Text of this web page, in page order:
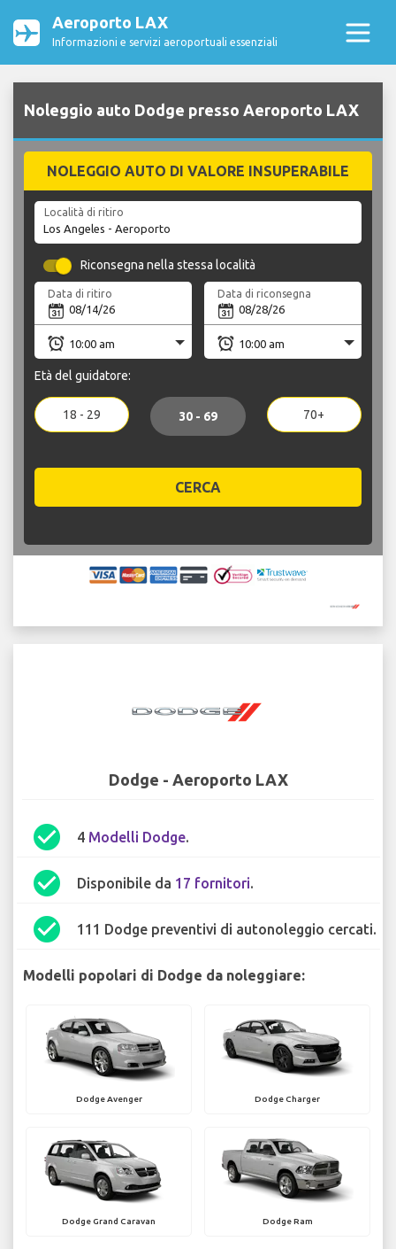
Aeroporto LAX
Informazioni e servizi aeroportuali essenziali
Noleggio auto Dodge presso Aeroporto LAX
NOLEGGIO AUTO DI VALORE INSUPERABILE
Località di ritiro
Riconsegna nella stessa località
Data di ritiro Data di riconsegna
Età del guidatore:
18 - 29 30 - 69 70+
CERCA
Dodge - Aeroporto LAX
check_circle 4 Modelli Dodge.
check_circle Disponibile da 17 fornitori.
check_circle 111 Dodge preventivi di autonoleggio cercati.
Modelli popolari di Dodge da noleggiare:
Dodge Avenger Dodge Charger
Dodge Grand Caravan Dodge Ram